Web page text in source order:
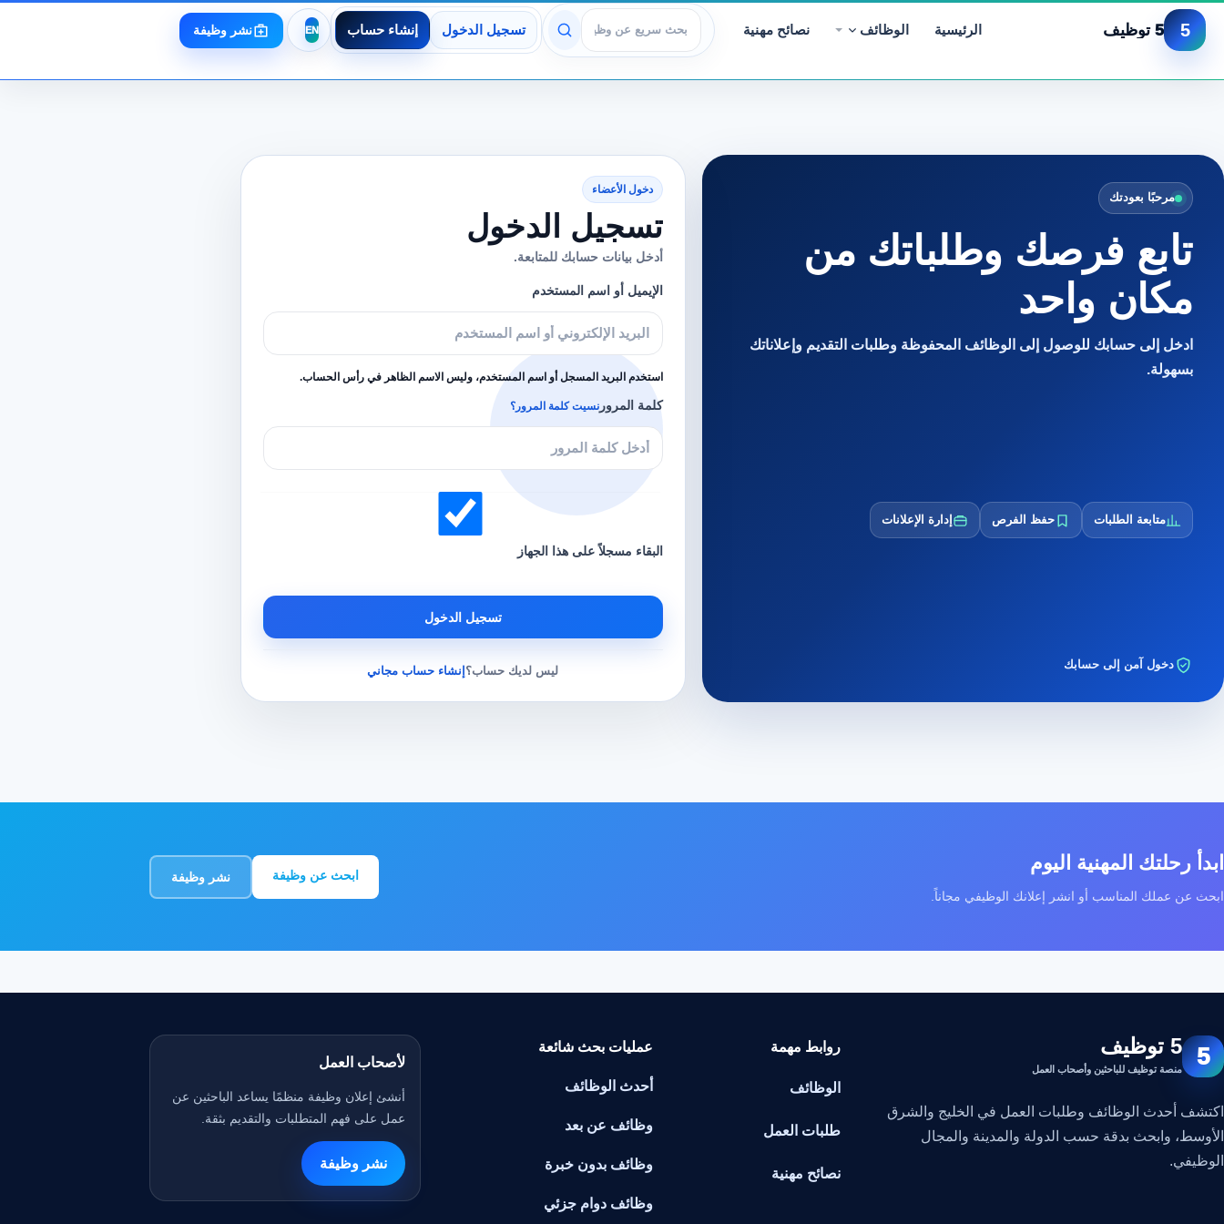
5 5 توظيف الرئيسية الوظائف نصائح مهنية
عرض الوظائف
تسجيل الدخول إنشاء حساب نشر وظيفة
مرحبًا بعودتك
تابع فرصك وطلباتك من
مكان واحد
ادخل إلى حسابك للوصول إلى الوظائف المحفوظة وطلبات التقديم وإعلاناتك
بسهولة.
متابعة الطلبات حفظ الفرص إدارة الإعلانات
دخول آمن إلى حسابك
دخول الأعضاء
تسجيل الدخول
أدخل بيانات حسابك للمتابعة.
الإيميل أو اسم المستخدم
استخدم البريد المسجل أو اسم المستخدم، وليس الاسم الظاهر في رأس الحساب.
كلمة المرورنسيت كلمة المرور؟
البقاء مسجلاً على هذا الجهاز
تسجيل الدخول
ليس لديك حساب؟ إنشاء حساب مجاني
ابدأ رحلتك المهنية اليوم
ابحث عن عملك المناسب أو انشر إعلانك الوظيفي مجاناً.
ابحث عن وظيفة نشر وظيفة
5 5 توظيف
منصة توظيف للباحثين وأصحاب العمل
اكتشف أحدث الوظائف وطلبات العمل في الخليج والشرق
الأوسط، وابحث بدقة حسب الدولة والمدينة والمجال
الوظيفي.
روابط مهمة
الوظائف
طلبات العمل
نصائح مهنية
عمليات بحث شائعة
أحدث الوظائف
وظائف عن بعد
وظائف بدون خبرة
وظائف دوام جزئي
لأصحاب العمل
أنشئ إعلان وظيفة منظمًا يساعد الباحثين عن
عمل على فهم المتطلبات والتقديم بثقة.
نشر وظيفة